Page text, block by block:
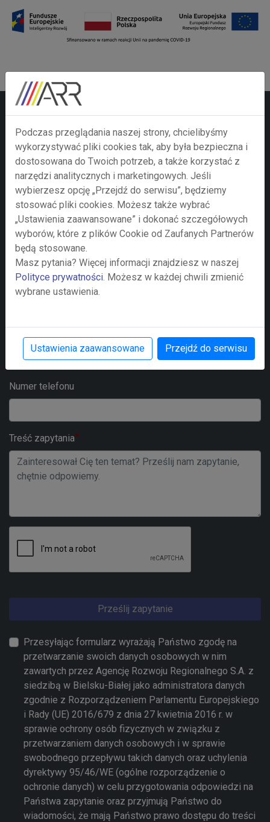
Zainteresował Cię ten
temat? Skontaktuj się z
nami za pomocą poniższego
formularza.
Twoje imie i nazwisko
Nazwa firmy
Adre e-mail
Numer telefonu
Treść zapytania
Prześlij zapytanie
Przesyłając formularz wyrażają Państwo zgodę na
przetwarzanie swoich danych osobowych w nim
zawartych przez Agencję Rozwoju Regionalnego S.A. z
siedzibą w Bielsku-Białej jako administratora danych
zgodnie z Rozporządzeniem Parlamentu Europejskiego
i Rady (UE) 2016/679 z dnia 27 kwietnia 2016 r. w
sprawie ochrony osób fizycznych w związku z
przetwarzaniem danych osobowych i w sprawie
swobodnego przepływu takich danych oraz uchylenia
dyrektywy 95/46/WE (ogólne rozporządzenie o
ochronie danych) w celu przygotowania odpowiedzi na
Państwa zapytanie oraz przyjmują Państwo do
wiadomości, że mają Państwo prawo dostępu do treści
Podczas przeglądania naszej strony, chcielibyśmy
wykorzystywać pliki cookies tak, aby była bezpieczna i
dostosowana do Twoich potrzeb, a także korzystać z
narzędzi analitycznych i marketingowych. Jeśli
wybierzesz opcję „Przejdź do serwisu”, będziemy
stosować pliki cookies. Możesz także wybrać
„Ustawienia zaawansowane” i dokonać szczegółowych
wyborów, które z plików Cookie od Zaufanych Partnerów
będą stosowane.
Masz pytania? Więcej informacji znajdziesz w naszej
Polityce prywatności. Możesz w każdej chwili zmienić
wybrane ustawienia.
Ustawienia zaawansowane Przejdź do serwisu